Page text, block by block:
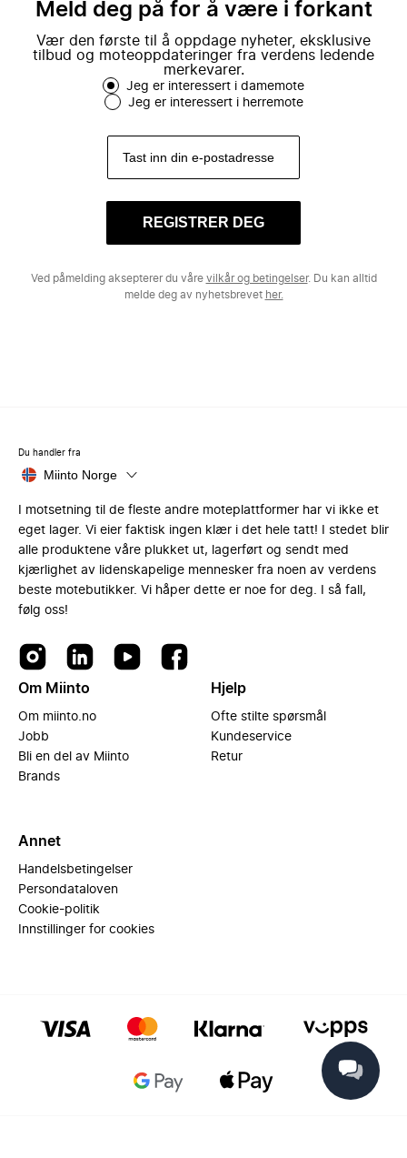
Meld deg på for å være i forkant
Vær den første til å oppdage nyheter, eksklusive
tilbud og moteoppdateringer fra verdens ledende
merkevarer.
Jeg er interessert i damemote
Jeg er interessert i herremote
REGISTRER DEG
Ved påmelding aksepterer du våre vilkår og betingelser. Du kan alltid
melde deg av nyhetsbrevet her.
Du handler fra
Miinto Norge
I motsetning til de fleste andre moteplattformer har vi ikke et
eget lager. Vi eier faktisk ingen klær i det hele tatt! I stedet blir
alle produktene våre plukket ut, lagerført og sendt med
kjærlighet av lidenskapelige mennesker fra noen av verdens
beste motebutikker. Vi håper dette er noe for deg. I så fall,
følg oss!
Om Miinto
Om miinto.no
Jobb
Bli en del av Miinto
Brands
Hjelp
Ofte stilte spørsmål
Kundeservice
Retur
Annet
Handelsbetingelser
Persondataloven
Cookie-politik
Innstillinger for cookies